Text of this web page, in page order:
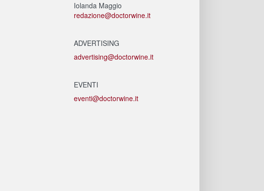
Iolanda Maggio
redazione@doctorwine.it
ADVERTISING
advertising@doctorwine.it
EVENTI
eventi@doctorwine.it